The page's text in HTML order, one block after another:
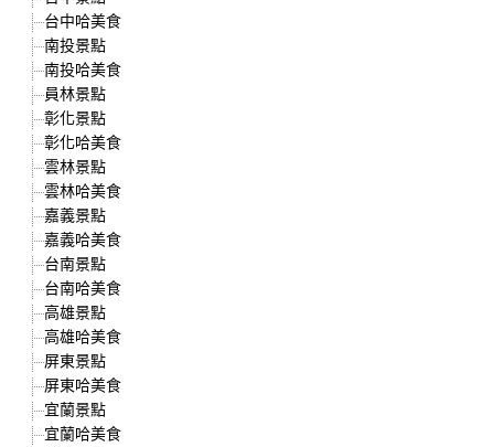
台中哈美食
南投景點
南投哈美食
員林景點
彰化景點
彰化哈美食
雲林景點
雲林哈美食
嘉義景點
嘉義哈美食
台南景點
台南哈美食
高雄景點
高雄哈美食
屏東景點
屏東哈美食
宜蘭景點
宜蘭哈美食